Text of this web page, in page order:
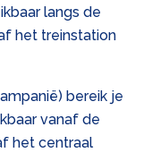
langs de
het treinstation
bereik je
vanaf de
het centraal